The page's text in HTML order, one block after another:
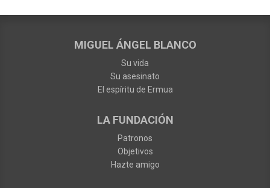
MIGUEL ÁNGEL BLANCO
Su vida
Su asesinato
El espíritu de Ermua
LA FUNDACIÓN
Patronos
Objetivos
Hazte amigo